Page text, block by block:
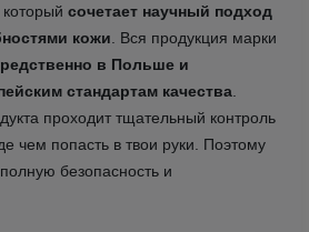
, который сочетает научный подход
кожи . Вся продукция марки
в Польше и
стандартам качества.
проходит тщательный контроль
чем попасть в твои руки. Поэтому
безопасность и